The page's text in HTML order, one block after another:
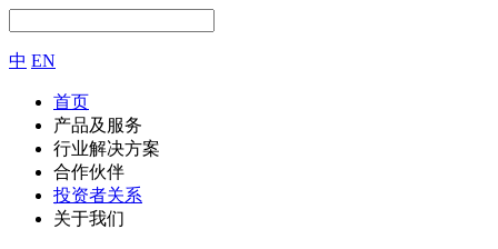
中 EN
首页
产品及服务
行业解决方案
合作伙伴
投资者关系
关于我们